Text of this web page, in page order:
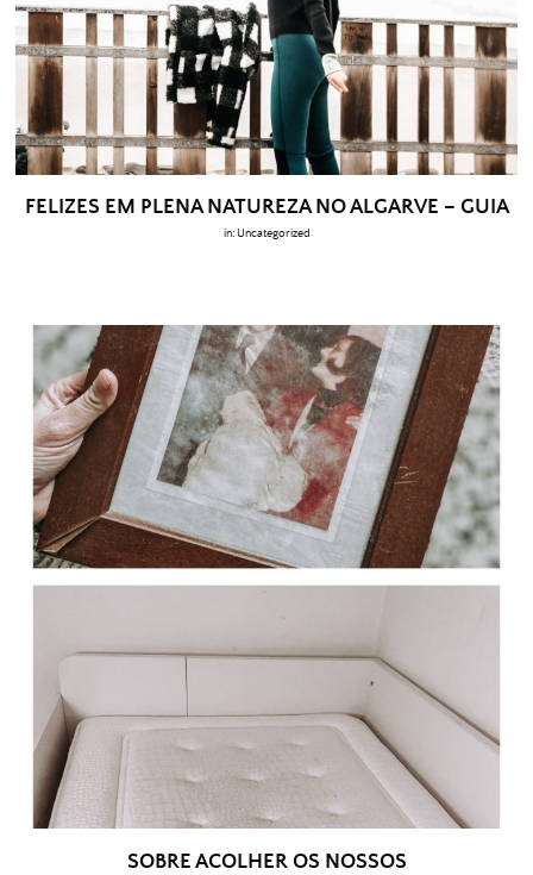
FELIZES EM PLENA NATUREZA NO ALGARVE – GUIA
in: Uncategorized
SOBRE ACOLHER OS NOSSOS